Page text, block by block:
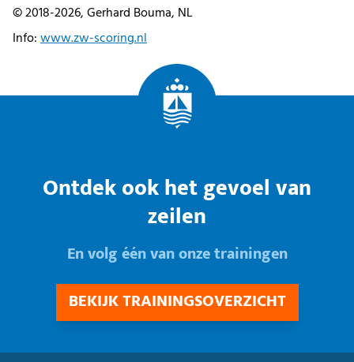
© 2018-2026, Gerhard Bouma, NL
Info:www.zw-scoring.nl
Ontdek ook het gevoel van
zeilen
En volg één van onze trainingen
BEKIJK TRAININGSOVERZICHT